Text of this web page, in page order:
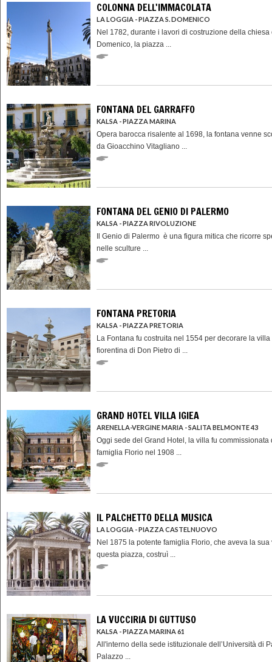
COLONNA DELL'IMMACOLATA
LA LOGGIA - PIAZZA S. DOMENICO
Nel 1782, durante i lavori di costruzione della chiesa
Domenico, la piazza ...
FONTANA DEL GARRAFFO
KALSA - PIAZZA MARINA
Opera barocca risalente al 1698, la fontana venne
da Gioacchino Vitagliano ...
FONTANA DEL GENIO DI PALERMO
KALSA - PIAZZA RIVOLUZIONE
Il Genio di Palermo è una figura mitica che ricorre
nelle sculture ...
FONTANA PRETORIA
KALSA - PIAZZA PRETORIA
La Fontana fu costruita nel 1554 per decorare la villa
fiorentina di Don Pietro di ...
GRAND HOTEL VILLA IGIEA
ARENELLA-VERGINE MARIA - SALITA BELMONTE 43
Oggi sede del Grand Hotel, la villa fu commissionata
famiglia Florio nel 1908 ...
IL PALCHETTO DELLA MUSICA
LA LOGGIA - PIAZZA CASTELNUOVO
Nel 1875 la potente famiglia Florio, che aveva la sua
questa piazza, costruì ...
LA VUCCIRIA DI GUTTUSO
KALSA - PIAZZA MARINA 61
All'interno della sede istituzionale dell’Università di
Palazzo ...